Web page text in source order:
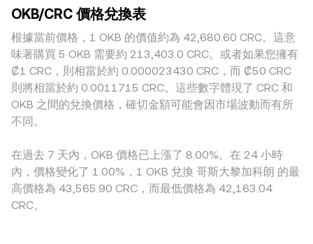
本，選擇權到期（若有活躍市場）可能在結算日帶來波動集
中，鏈上與交易所內的大額地址（所謂「巨鯨」）轉帳與掛單
行為，亦會在短期內改變流動性與買賣盤結構，造成
OKB/CRC conversion rate 的短線波動。
性，另有自動做市商（AMM）機制會影響定價，其池子遵循 x
× y = k 的恆定乘積曲線，其中x與y分別代表池中兩種資產（例
如OKB與穩定幣）的儲備量，瞬時價格可近似為 y/x；當用戶
以大額交易擾動池中儲備比例時，價格便沿曲線滑動，反映在
OKB相對另一資產的即時價格上，最終再透過法幣換算映射到
OKB/CRC的標價。
OKB這類交易所生態代幣，特定地區的監管與合規環境差異，
可能造成上架情況、入金通道與交易限制的不同，進而出現區
域性溢價或折價。此外，許多平台的直接成交路徑其實來自
OKB/USDT與USDT/CRC的組合，USDT相對法幣的輕微溢折
價會透過定價鏈條傳導到最終的OKB/CRC報價，形成基差。
同時，跨所套利者會在價差擴大時買低賣高以收斂差距，但受
限於轉帳時間、手續費、風險承擔與各平台限額等因素，套利
無法即時與完全消除差異，因此不同平台之間的OKB/CRC
OKB/CRC 價格兌換表
根據當前價格，1 OKB 的價值約為 42,680.60 CRC。這意
味著購買 5 OKB 需要約 213,403.0 CRC。或者如果您擁有
₡1 CRC，則相當於約 0.000023430 CRC，而 ₡50 CRC
則將相當於約 0.0011715 CRC。這些數字體現了 CRC 和
OKB 之間的兌換價格，確切金額可能會因市場波動而有所
不同。
在過去 7 天內，OKB 價格已上漲了 8.00%。在 24 小時
內，價格變化了 1.00%，1 OKB 兌換 哥斯大黎加科朗 的最
高價格為 43,565.90 CRC，而最低價格為 42,163.04
CRC。